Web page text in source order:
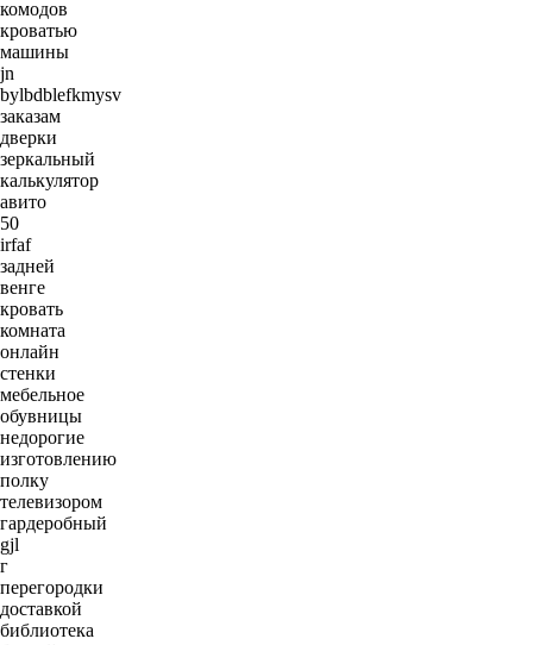
комодов
кроватью
машины
jn
bylbdblefkmysv
заказам
дверки
зеркальный
калькулятор
авито
50
irfaf
задней
венге
кровать
комната
онлайн
стенки
мебельное
обувницы
недорогие
изготовлению
полку
телевизором
гардеробный
gjl
г
перегородки
доставкой
библиотека